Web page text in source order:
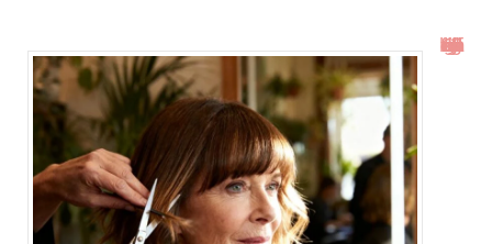
Idées de coupe cheveux mi long dégradé effilé avec frange à 60 ans